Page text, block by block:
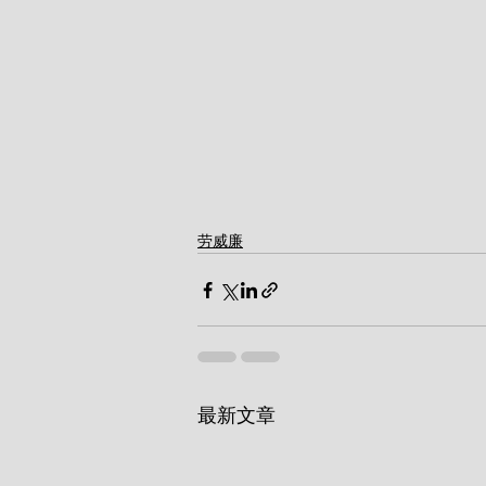
劳威廉
最新文章